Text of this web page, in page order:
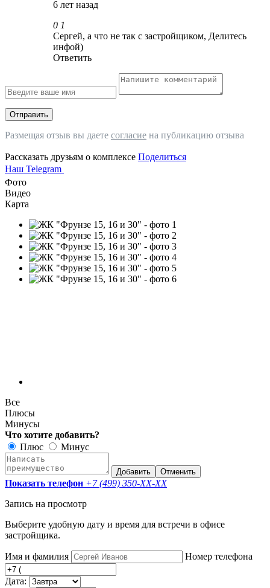
6 лет назад
0 1
Сергей, а что не так с застройщиком, Делитесь
инфой)
Ответить
Отправить
Размещая отзыв вы даете согласие на публикацию отзыва
Рассказать друзьям о комплексе Поделиться
Наш Telegram
Фото
Видео
Карта
Все
Плюсы
Минусы
Что хотите добавить?
Плюс
Минус
Добавить Отменить
Показать телефон +7 (499) 350-XX-XX
Запись на просмотр
Выберите удобную дату и время для встречи в офисе
застройщика.
Имя и фамилия Номер телефона
Дата: